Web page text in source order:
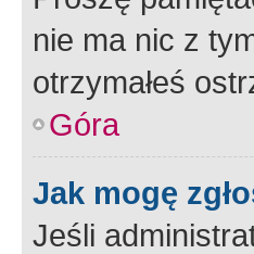
nie ma nic z
otrzymałeś
Góra
Jak mogę
Jeśli